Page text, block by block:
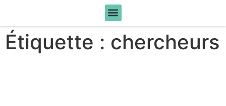
Étiquette : chercheurs